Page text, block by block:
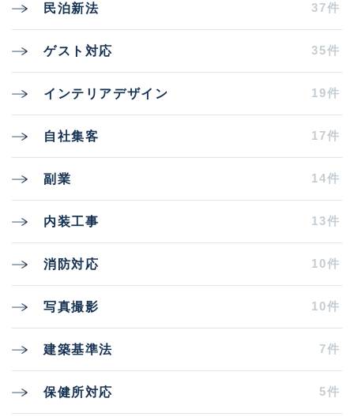
民泊新法 37件
ゲスト対応 35件
インテリアデザイン 19件
自社集客 17件
副業 14件
内装工事 13件
消防対応 10件
写真撮影 10件
建築基準法 7件
保健所対応 5件